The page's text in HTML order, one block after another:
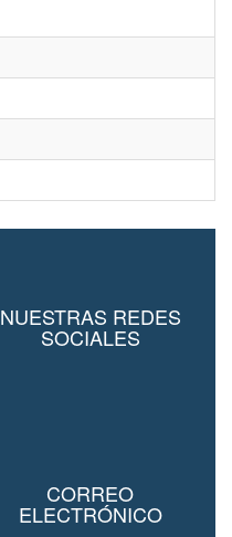
NUESTRAS REDES
SOCIALES
CORREO
ELECTRÓNICO